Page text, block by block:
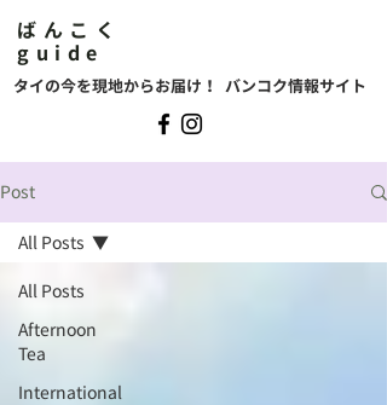
ばんこく
guide
タイの今を現地からお届け！ バンコク情報サイト
Post
All Posts
Afternoon
Tea
International
All Posts